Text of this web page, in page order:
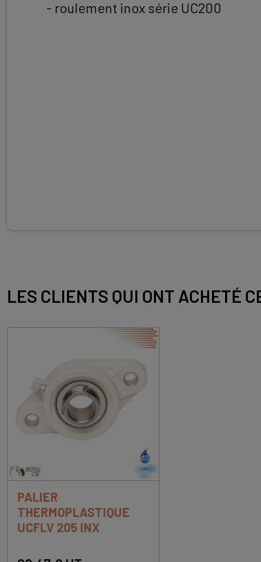
- roulement inox série UC200
LES CLIENTS QUI ONT ACHETÉ
PALIER
THERMOPLASTIQUE
UCFLV 205 INX